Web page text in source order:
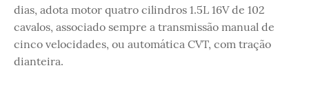
dias, adota motor quatro cilindros 1.5L 16V de 102
cavalos, associado sempre a transmissão manual de
cinco velocidades, ou automática CVT, com tração
dianteira.